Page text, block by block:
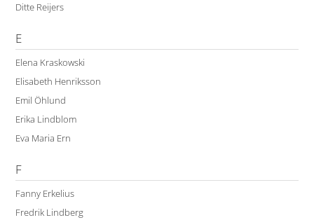
Ditte Reijers
E
Elena Kraskowski
Elisabeth Henriksson
Emil Öhlund
Erika Lindblom
Eva Maria Ern
F
Fanny Erkelius
Fredrik Lindberg